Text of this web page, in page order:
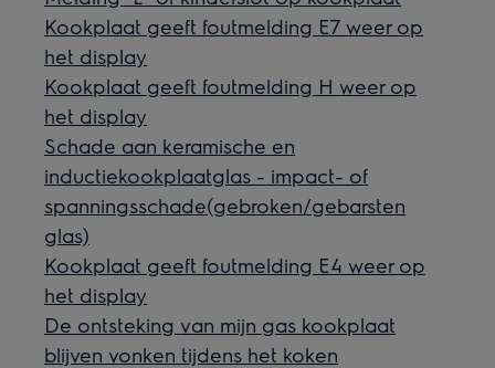
Kookplaat geeft foutmelding E7 weer op
het display
Kookplaat geeft foutmelding H weer op
het display
Schade aan keramische en
inductiekookplaatglas - impact- of
spanningsschade(gebroken/gebarsten
glas)
Kookplaat geeft foutmelding E4 weer op
het display
De ontsteking van mijn gas kookplaat
blijven vonken tijdens het koken